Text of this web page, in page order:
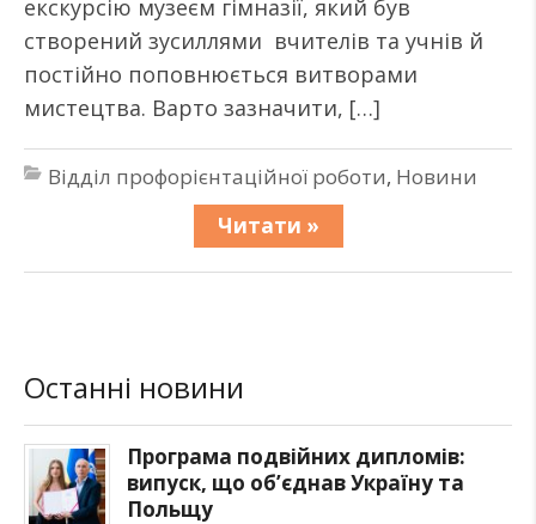
екскурсію музеєм гімназії, який був
створений зусиллями вчителів та учнів й
постійно поповнюється витворами
мистецтва. Варто зазначити, […]
Відділ профорієнтаційної роботи, Новини
Читати »
Останні новини
Програма подвійних дипломів:
випуск, що об’єднав Україну та
Польщу